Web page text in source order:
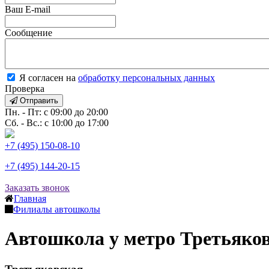
Ваш E-mail
Сообщение
Я согласен на обработку персональных данных
Проверка
Отправить
Пн. - Пт: с 09:00 до 20:00
Сб. - Вс.: с 10:00 до 17:00
+7 (495) 150-08-10
+7 (495) 144-20-15
Заказать звонок
Главная
Филиалы автошколы
Автошкола у метро